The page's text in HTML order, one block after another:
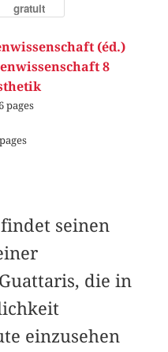
gratuit
(éd.)
8
pages
seinen
die in
einzusehen